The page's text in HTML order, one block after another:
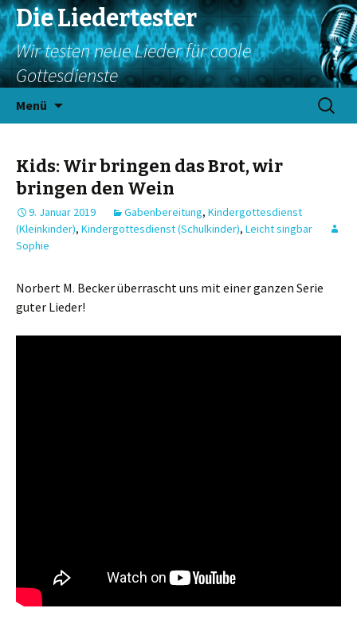
Die Liedertester
Wir testen neue Lieder für coole
Gottesdienste
Menü
Suchen
nach:
Kids: Wir bringen das Brot, wir
bringen den Wein
9. Januar 2019 Gabenbereitung, Kindergottesdienst
(Kleinkinder), Kindergottesdienst (Schulkinder), Leicht singbar
Sophie
Norbert M. Becker überrascht uns mit einer ganzen Serie
guter Lieder!